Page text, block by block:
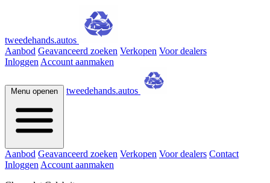
tweedehands.autos
Aanbod Geavanceerd zoeken Verkopen Voor dealers
Inloggen Account aanmaken
Menu openen tweedehands.autos
Aanbod Geavanceerd zoeken Verkopen Voor dealers Contact
Inloggen Account aanmaken